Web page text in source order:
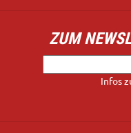
ZUM
Infos